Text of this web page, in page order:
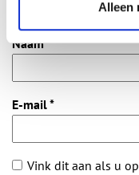
Alleen
Naam*
E-mail*
Vink dit aan als u